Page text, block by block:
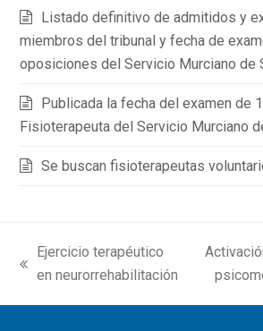
Listado definitivo de admitidos y
miembros del tribunal y fecha de
oposiciones del Servicio Murciano de
Publicada la fecha del examen de
Fisioterapeuta del Servicio Murciano
Se buscan fisioterapeutas
previous
Ejercicio terapéutico
en neurorrehabilitación
next